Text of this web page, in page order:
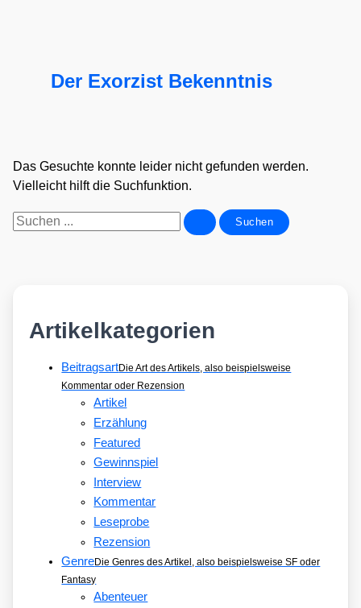
Der Exorzist Bekenntnis
Das Gesuchte konnte leider nicht gefunden werden.
Vielleicht hilft die Suchfunktion.
Suchen
Artikelkategorien
BeitragsartDie Art des Artikels, also beispielsweise
Kommentar oder Rezension
Artikel
Erzählung
Featured
Gewinnspiel
Interview
Kommentar
Leseprobe
Rezension
GenreDie Genres des Artikel, also beispielsweise SF oder
Fantasy
Abenteuer